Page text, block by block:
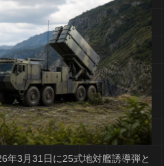
年3月31日に25式地対艦誘導弾と